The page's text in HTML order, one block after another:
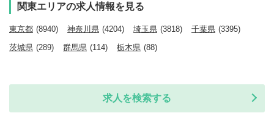
関東エリアの求人情報を見る
東京都 (8940) 神奈川県 (4204) 埼玉県 (3818) 千葉県 (3395)
茨城県 (289) 群馬県 (114) 栃木県 (88)
求人を検索する